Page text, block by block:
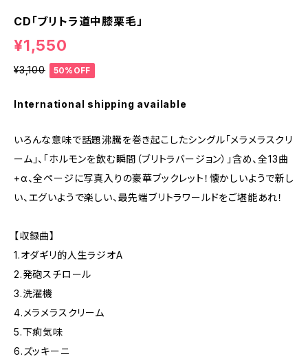
CD「ブリトラ道中膝栗毛」
¥1,550
¥3,100 50%OFF
International shipping available
いろんな意味で話題沸騰を巻き起こしたシングル「メラメラスクリ
ーム」、「ホルモンを飲む瞬間（ブリトラバージョン）」含め、全13曲
+α、全ページに写真入りの豪華ブックレット！懐かしいようで新し
い、エグいようで楽しい、最先端ブリトラワールドをご堪能あれ！
【収録曲】
1.オダギリ的人生ラジオA
2.発砲スチロール
3.洗濯機
4.メラメラスクリーム
5.下痢気味
6.ズッキーニ